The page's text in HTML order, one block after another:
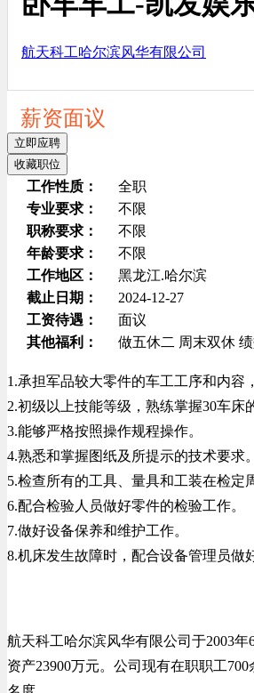
航天科工哈尔滨风华有限公司
薪资面议
立即应聘
收藏职位
工作性质： 全职
专业要求：
不限
职称要求：
不限
年龄要求：
不限
工作地区：
黑龙江.哈尔滨
截止日期：
2024-12-27
工资待遇：
面议
其他福利：
做五休二 周末双休
1.承担军品较大零件的车工工序和内容
2.初级以上技能等级，熟练掌握30车床
3.能够严格按照操作规程操作。
4.熟悉和掌握图纸及所提示的技术要求。
5.检查所有的工具、量具和工装在检定
6.配合检验人员做好零件的检验工作。
7.做好设备保养和维护工作。
8.机床发生故障时，配合设备管理员做
航天科工哈尔滨风华有限公司于2003
资产23900万元。公司现有在职职工